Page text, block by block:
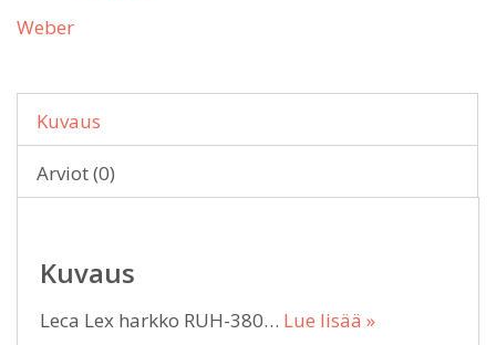
Weber
Kuvaus
Arviot (0)
Kuvaus
Leca Lex harkko RUH-380… Lue lisää »